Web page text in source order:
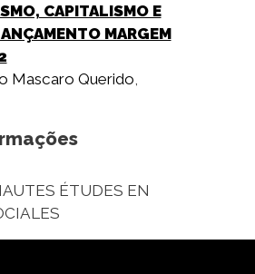
CAPITALISMO E
MARGEM
Mascaro Querido
ÉTUDES EN